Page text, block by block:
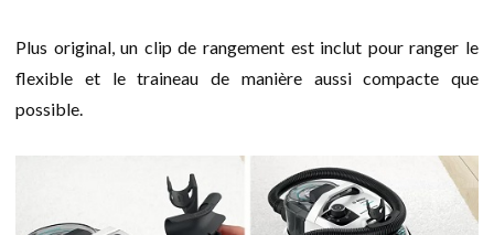
Plus original, un clip de rangement est inclut pour ranger le
flexible et le traineau de manière aussi compacte que
possible.